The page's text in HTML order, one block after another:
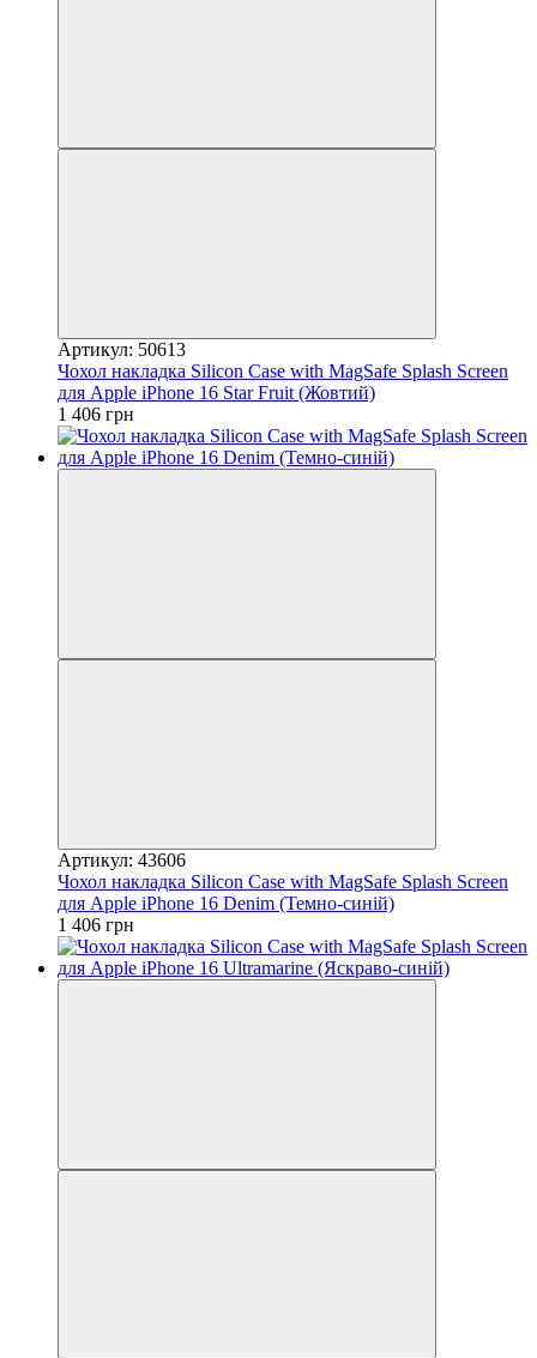
Артикул: 50613
Чохол накладка Silicon Case with MagSafe Splash Screen
для Apple iPhone 16 Star Fruit (Жовтий)
1 406 грн
Артикул: 43606
Чохол накладка Silicon Case with MagSafe Splash Screen
для Apple iPhone 16 Denim (Темно-синій)
1 406 грн